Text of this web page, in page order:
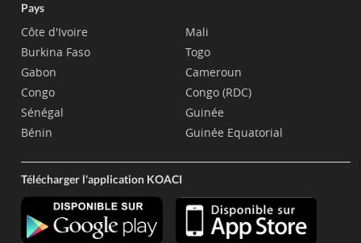
Pays
Côte d'Ivoire
Burkina Faso
Gabon
Congo
Sénégal
Bénin
Mali
Togo
Cameroun
Congo (RDC)
Guinée
Guinée Equatorial
Télécharger l'application KOACI